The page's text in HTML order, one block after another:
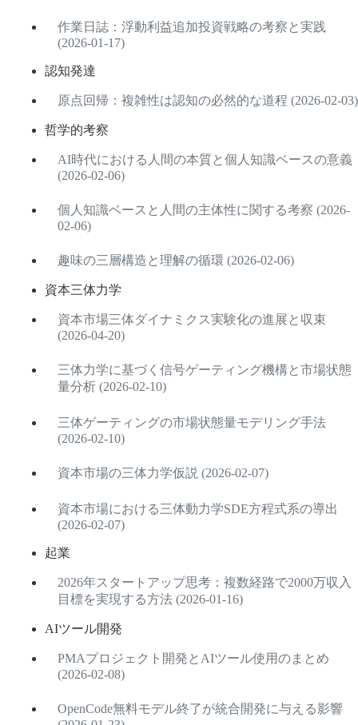
作業日誌：浮動利益追加投資戦略の考察と実践
(2026-01-17)
認知発達
原点回帰：複雑性は認知の必然的な道程 (2026-02-03)
哲学的考察
AI時代における人間の本質と個人知識ベースの意義
(2026-02-06)
個人知識ベースと人間の主体性に関する考察 (2026-
02-06)
趣味の三層構造と理解の循環 (2026-02-06)
資本三体力学
資本市場三体ダイナミクス実験化の進展と収束
(2026-04-20)
三体力学に基づく信号ゲーティング機構と市場状態
量分析 (2026-02-10)
三体ゲーティングの市場状態量モデリング手法
(2026-02-10)
資本市場の三体力学仮説 (2026-02-07)
資本市場における三体動力学SDE方程式系の導出
(2026-02-07)
起業
2026年スタートアップ思考：複数経路で2000万収入
目標を実現する方法 (2026-01-16)
AIツール開発
PMAプロジェクト開発とAIツール使用のまとめ
(2026-02-08)
OpenCode無料モデル終了が統合開発に与える影響